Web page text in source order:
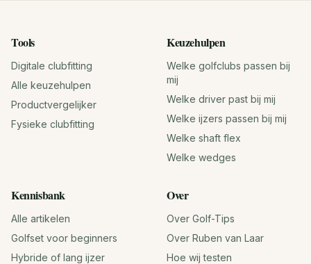
Tools
Digitale clubfitting
Alle keuzehulpen
Productvergelijker
Fysieke clubfitting
Keuzehulpen
Welke golfclubs passen bij
mij
Welke driver past bij mij
Welke ijzers passen bij mij
Welke shaft flex
Welke wedges
Kennisbank
Alle artikelen
Golfset voor beginners
Hybride of lang ijzer
Over
Over Golf-Tips
Over Ruben van Laar
Hoe wij testen